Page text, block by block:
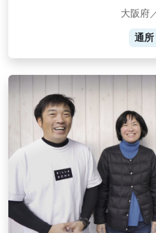
大阪府
通所